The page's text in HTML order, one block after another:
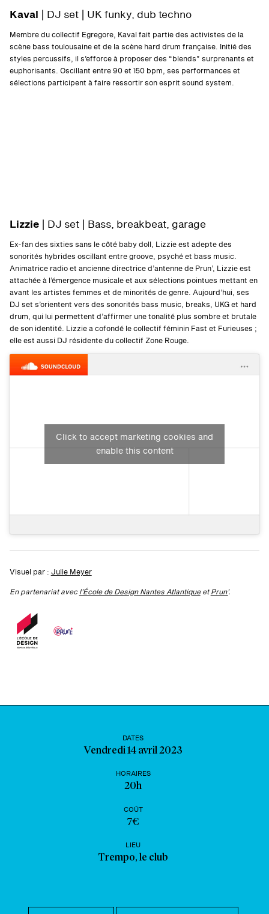
Kaval | DJ set | UK funky, dub techno
Membre du collectif Egregore, Kaval fait partie des activistes de la
scène bass toulousaine et de la scène hard drum française. Initié des
styles percussifs, il s’efforce à proposer des “blends” surprenants et
euphorisants. Oscillant entre 90 et 150 bpm, ses performances et
sélections participent à faire ressortir son esprit sound system.
Lizzie| DJ set | Bass, breakbeat, garage
Ex-fan des sixties sans le côté baby doll, Lizzie est adepte des
sonorités hybrides oscillant entre groove, psyché et bass music.
Animatrice radio et ancienne directrice d’antenne de Prun’, Lizzie est
attachée à l’émergence musicale et aux sélections pointues mettant en
avant les artistes femmes et de minorités de genre. Aujourd’hui, ses
DJ set s’orientent vers des sonorités bass music, breaks, UKG et hard
drum, qui lui permettent d’affirmer une tonalité plus sombre et brutale
de son identité. Lizzie a cofondé le collectif féminin Fast et Furieuses ;
elle est aussi DJ résidente du collectif Zone Rouge.
Click to accept marketing cookies and
enable this content
Visuel par : Julie Meyer
En partenariat avecl’École de Design Nantes AtlantiqueetPrun’.
DATES
Vendredi 14 avril 2023
HORAIRES
20h
COÛT
7€
LIEU
Trempo, le club